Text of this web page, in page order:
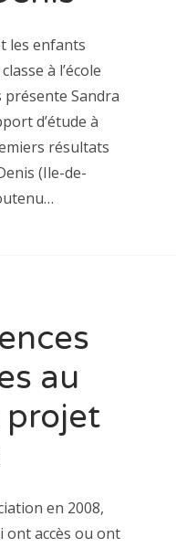
les enfants
à l’école
présente Sandra
d’étude à
résultats
(Ile-de-
au
projet
en 2008,
ont accès ou ont